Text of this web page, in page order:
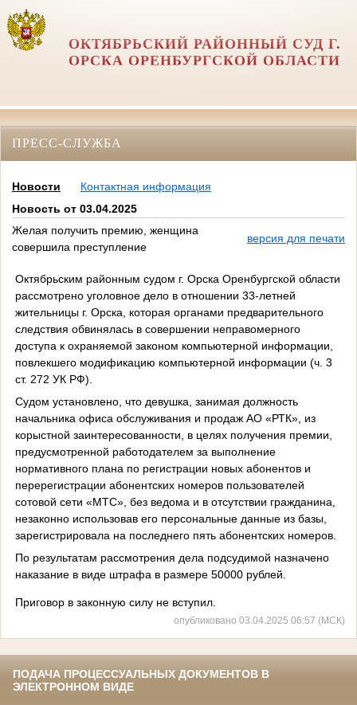
ОКТЯБРЬСКИЙ РАЙОННЫЙ СУД Г.
ОРСКА ОРЕНБУРГСКОЙ ОБЛАСТИ
ПРЕСС-СЛУЖБА
Новости
Контактная информация
Новость от 03.04.2025
Желая получить премию, женщина
совершила преступление
версия для печати
Октябрьским районным судом г. Орска Оренбургской области
рассмотрено уголовное дело в отношении 33-летней
жительницы г. Орска, которая органами предварительного
следствия обвинялась в совершении неправомерного
доступа к охраняемой законом компьютерной информации,
повлекшего модификацию компьютерной информации (ч. 3
ст. 272 УК РФ).
Судом установлено, что девушка, занимая должность
начальника офиса обслуживания и продаж АО «РТК», из
корыстной заинтересованности, в целях получения премии,
предусмотренной работодателем за выполнение
нормативного плана по регистрации новых абонентов и
перерегистрации абонентских номеров пользователей
сотовой сети «МТС», без ведома и в отсутствии гражданина,
незаконно использовав его персональные данные из базы,
зарегистрировала на последнего пять абонентских номеров.
По результатам рассмотрения дела подсудимой назначено
наказание в виде штрафа в размере 50000 рублей.
Приговор в законную силу не вступил.
опубликовано 03.04.2025 06:57 (МСК)
ПОДАЧА ПРОЦЕССУАЛЬНЫХ ДОКУМЕНТОВ В
ЭЛЕКТРОННОМ ВИДЕ